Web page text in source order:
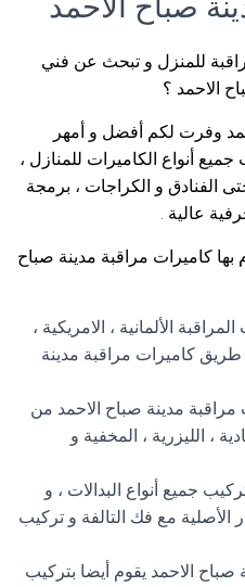
للمنزل و تبحث عن فني
الاحمد ؟
وفرت لكم أفضل و أمهر
أنواع الكاميرات للمنازل ،
الفنادق و الكراجات ، برمجة
عالية .
كاميرات مراقبة مدينة صباح
الألمانية ، الامريكية ،
طريق كاميرات مراقبة مدينة
مراقبة مدينة صباح الاحمد من
، الليزرية ، المخفية و
جميع أنواع البدالات ، و
الأصلية مع فك التالفة و تركيب
الاحمد يقوم أيضا بتركيب